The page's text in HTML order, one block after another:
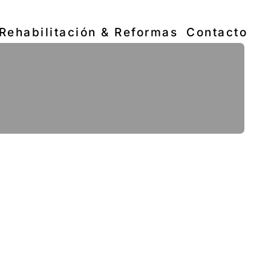
Rehabilitación & Reformas Contacto